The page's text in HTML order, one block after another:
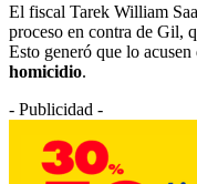
El fiscal Tarek William
proceso en contra de Gil,
Esto generó que lo
homicidio.
- Publicidad -